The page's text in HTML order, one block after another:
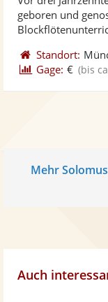
geboren und
Standort:
Gage: € (bis
Mehr
Auch